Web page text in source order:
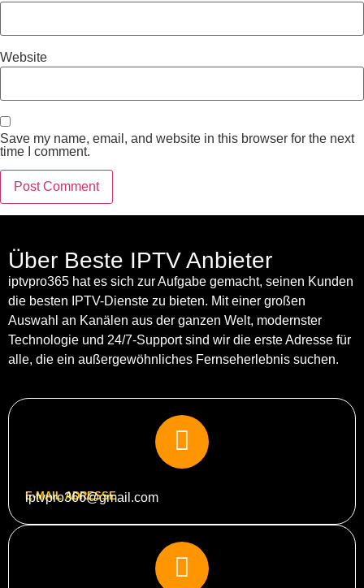
Website
Save my name, email, and website in this browser for the next
time I comment.
Über Beste IPTV Anbieter
iptvpro365 hat es sich zur Aufgabe gemacht, seinen Kunden
die besten IPTV-Dienste zu bieten. Mit einer großen
Auswahl an Kanälen aus der ganzen Welt, modernster
Technologie und 24/7-Support sind wir die erste Adresse für
alle, die ein außergewöhnliches Fernseherlebnis suchen.
E-MAIL ADRESSE
iptvpro366@gmail.com